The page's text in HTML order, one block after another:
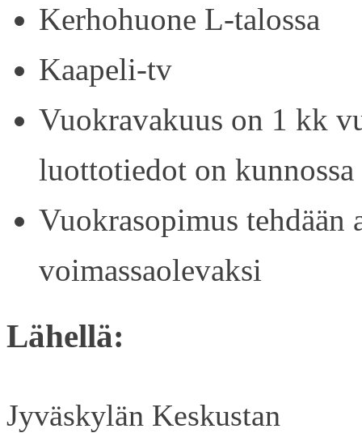
Kerhohuone L-talossa
Kaapeli-tv
Vuokravakuus on 1 kk
luottotiedot on kunnossa
Vuokrasopimus tehdään
voimassaolevaksi
Lähellä:
Jyväskylän Keskustan